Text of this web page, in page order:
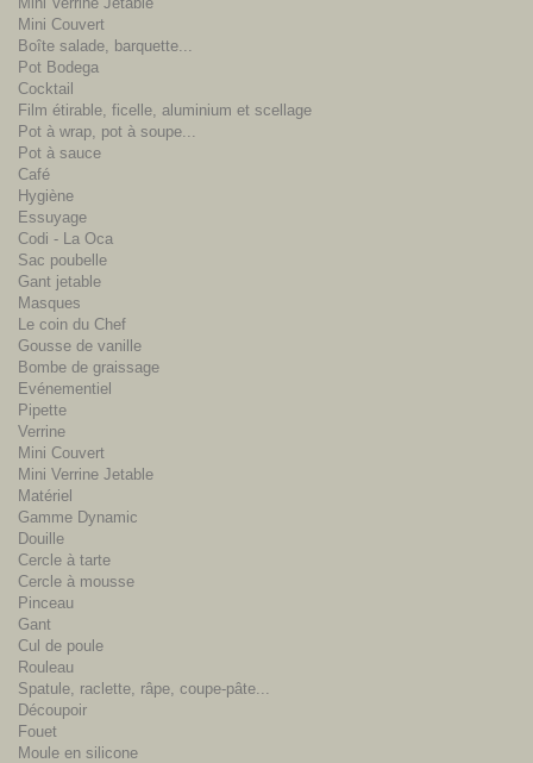
Mini Couvert
Boîte salade, barquette...
Pot Bodega
Cocktail
Film étirable, ficelle, aluminium et scellage
Pot à wrap, pot à soupe...
Pot à sauce
Café
Hygiène
Essuyage
Codi - La Oca
Sac poubelle
Gant jetable
Masques
Le coin du Chef
Gousse de vanille
Bombe de graissage
Evénementiel
Pipette
Verrine
Mini Couvert
Mini Verrine Jetable
Matériel
Gamme Dynamic
Douille
Cercle à tarte
Cercle à mousse
Pinceau
Gant
Cul de poule
Rouleau
Spatule, raclette, râpe, coupe-pâte...
Découpoir
Fouet
Moule en silicone